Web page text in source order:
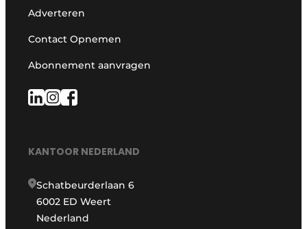
Adverteren
Contact Opnemen
Abonnement aanvragen
KANTOOR NEDERLAND
Schatbeurderlaan 6
6002 ED Weert
Nederland